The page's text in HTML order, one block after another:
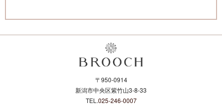
〒950-0914
新潟市中央区紫竹山3-8-33
TEL.025-246-0007